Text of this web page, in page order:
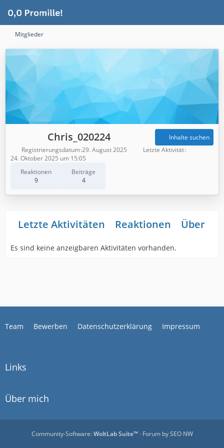
Mitglieder
Chris_020224
Reaktionen
9
Beiträge
4
Inhalte suchen
Registrierungsdatum 29. August 2025
Letzte Aktivität
24. Oktober 2025 um 15:05
Letzte Aktivitäten Reaktionen Über
Es sind keine anzeigbaren Aktivitäten vorhanden.
Team Bewerben Datenschutzerklärung Impressum
Links
Über mich
Community-Software:WoltLab Suite™· Forum bySEO NW